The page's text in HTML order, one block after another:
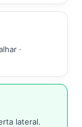
·
lateral.